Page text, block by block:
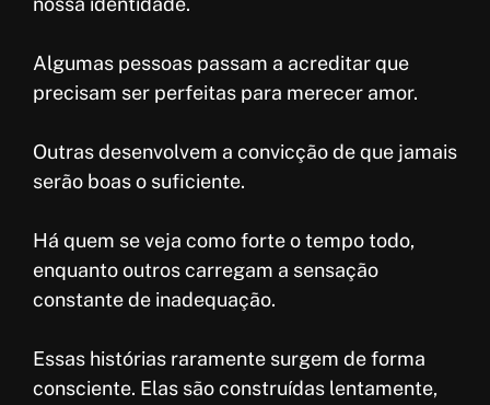
Algumas pessoas passam a acreditar que
precisam ser perfeitas para merecer amor.
Outras desenvolvem a convicção de que jamais
serão boas o suficiente.
Há quem se veja como forte o tempo todo,
enquanto outros carregam a sensação
constante de inadequação.
Essas histórias raramente surgem de forma
consciente. Elas são construídas lentamente,